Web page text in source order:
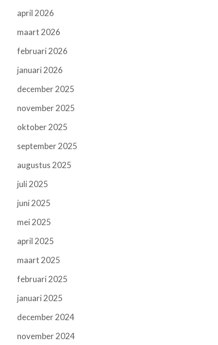
april 2026
maart 2026
februari 2026
januari 2026
december 2025
november 2025
oktober 2025
september 2025
augustus 2025
juli 2025
juni 2025
mei 2025
april 2025
maart 2025
februari 2025
januari 2025
december 2024
november 2024